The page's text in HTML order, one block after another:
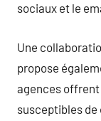
sociaux et le
Une
propose
agences
susceptibles de